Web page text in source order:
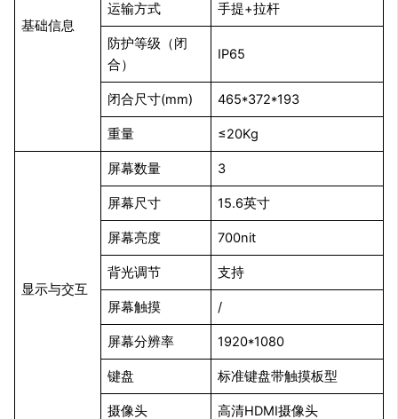
基础信息
运输方式 手提+拉杆
防护等级（闭
合）
IP65
闭合尺寸(mm) 465*372*193
重量 ≤20Kg
显示与交互
屏幕数量 3
屏幕尺寸 15.6英寸
屏幕亮度 700nit
背光调节 支持
屏幕触摸 /
屏幕分辨率 1920*1080
键盘 标准键盘带触摸板型
摄像头 高清HDMI摄像头